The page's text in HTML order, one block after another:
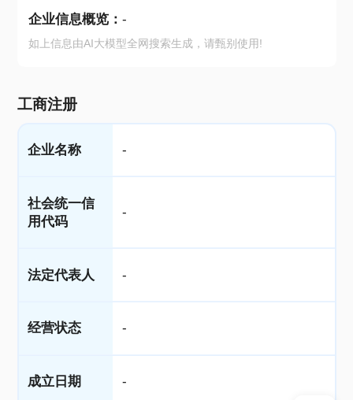
企业信息概览： -
如上信息由AI大模型全网搜索生成，请甄别使用!
工商注册
企业名称 -
社会统一信
用代码
-
法定代表人 -
经营状态 -
成立日期 -